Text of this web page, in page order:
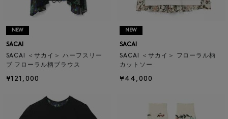
NEW
SACAI
SACAI ＜サカイ＞ ハーフスリー
ブ フローラル柄ブラウス
¥121,000
NEW
SACAI
SACAI ＜サカイ＞ フローラル柄
カットソー
¥44,000